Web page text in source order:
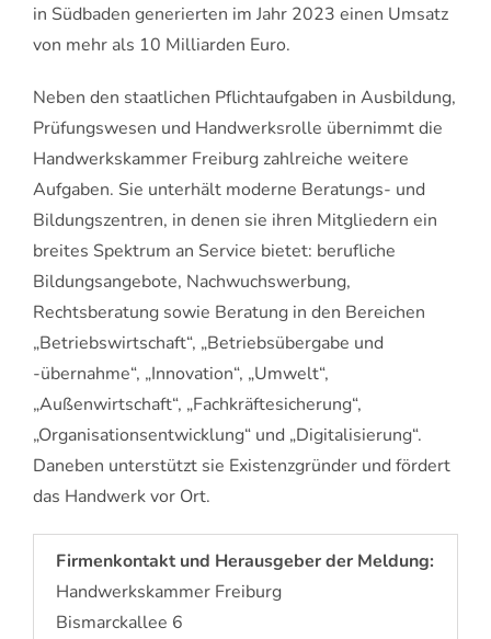
in Südbaden generierten im Jahr 2023 einen Umsatz
von mehr als 10 Milliarden Euro.
Neben den staatlichen Pflichtaufgaben in Ausbildung,
Prüfungswesen und Handwerksrolle übernimmt die
Handwerkskammer Freiburg zahlreiche weitere
Aufgaben. Sie unterhält moderne Be­ra­tungs- und
Bil­dungs­zent­ren, in denen sie ihren Mitgliedern ein
breites Spektrum an Service bietet: berufliche
Bildungsangebote, Nachwuchswerbung,
Rechtsberatung sowie Beratung in den Bereichen
„Betriebswirtschaft“, „Betriebsübergabe und
-übernahme“, „Innovation“, „Umwelt“,
„Außenwirtschaft“, „Fachkräftesicherung“,
„Organisationsentwicklung“ und „Digitalisierung“.
Daneben unterstützt sie Existenzgründer und fördert
das Handwerk vor Ort.
Firmenkontakt und Herausgeber der Meldung:
Handwerkskammer Freiburg
Bismarckallee 6